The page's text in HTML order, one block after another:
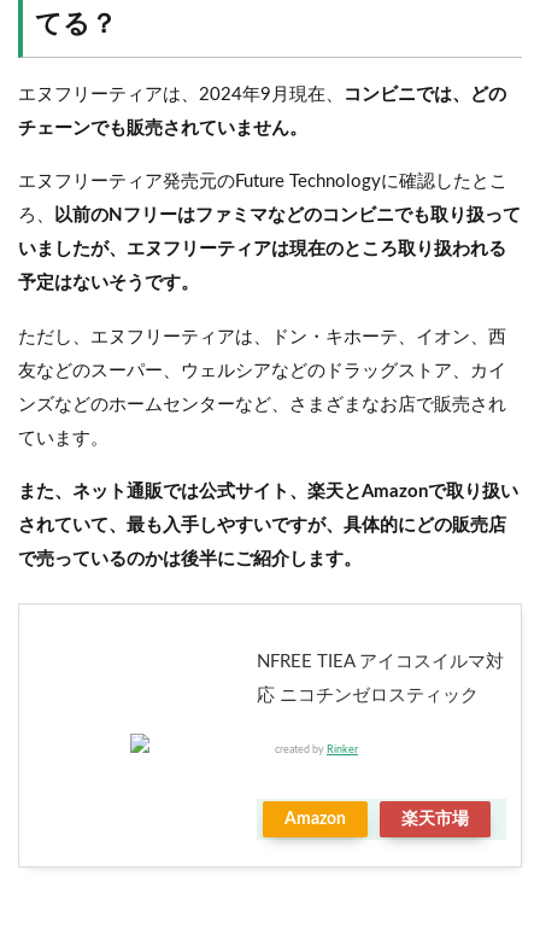
てる？
エヌフリーティアは、2024年9月現在、
コンビニでは、どの
チェーンでも販売されていません。
エヌフリーティア発売元のFuture Technologyに確認したとこ
ろ、 以前のNフリーはファミマなどのコンビニでも取り扱って
いましたが、エヌフリーティアは現在のところ取り扱われる
予定はないそうです。
ただし、エヌフリーティアは、ドン・キホーテ、イオン、西
友などのスーパー、ウェルシアなどのドラッグストア、カイ
ンズなどのホームセンターなど、さまざまなお店で販売され
ています。
また、ネット通販では公式サイト、楽天とAmazonで取り扱い
されていて、最も入手しやすいですが、具体的にどの販売店
で売っているのかは後半にご紹介します。
NFREE TIEA アイコスイルマ対
応 ニコチンゼロスティック
created by Rinker
Amazon 楽天市場